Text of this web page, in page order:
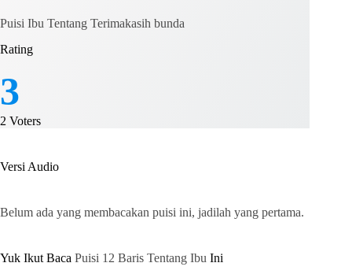
Puisi Ibu Tentang Terimakasih bunda
Rating
3
2 Voters
Versi Audio
Belum ada yang membacakan puisi ini, jadilah yang pertama.
Yuk Ikut Baca Puisi 12 Baris Tentang Ibu Ini